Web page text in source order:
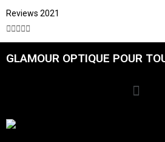
Reviews 2021

GLAMOUR OPTIQUE POUR